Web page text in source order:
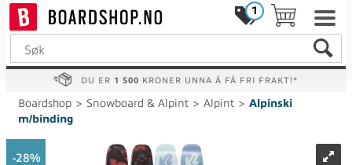
1
DU ER 1 500 KRONER UNNA Å FÅ FRI FRAKT!*
Boardshop>Snowboard & Alpint>Alpint>Alpinski
m/binding
28%